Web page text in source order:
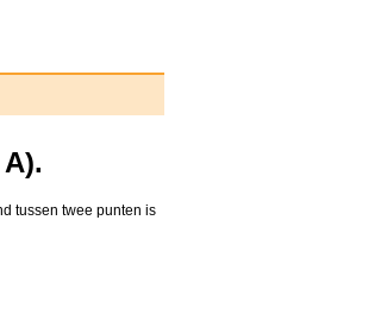
tussen twee punten is